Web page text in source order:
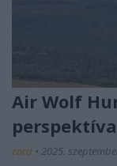
Air Wolf
perspektíva
zord • 2025.